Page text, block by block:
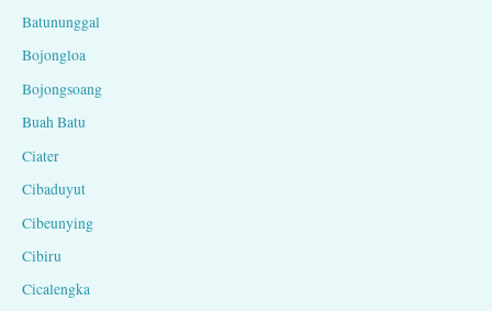
Batununggal
Bojongloa
Bojongsoang
Buah Batu
Ciater
Cibaduyut
Cibeunying
Cibiru
Cicalengka